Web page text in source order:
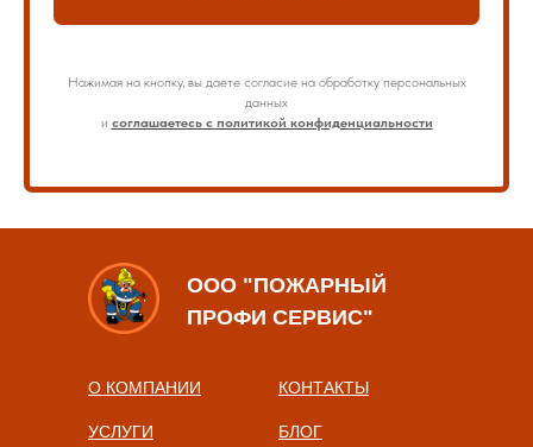
Нажимая на кнопку, вы даете согласие на обработку персональных
данных
и соглашаетесь с политикой конфиденциальности
ООО "ПОЖАРНЫЙ
ПРОФИ СЕРВИС"
О КОМПАНИИ
УСЛУГИ
КОНТАКТЫ
БЛОГ